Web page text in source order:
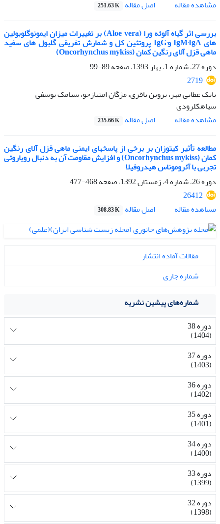
مشاهده مقاله
اصل مقاله 251.63 K
بررسی اثر گیاه آلوئه ورا (Aloe vera) بر تغییرات میزان ایمونوگلوبولین
های IgM٬IgA وIgG٬ پروتئین کل و شمارش تفریقی گلبول های سفید
ماهی قزل آلای رنگین کمان (Oncorhynchus mykiss)
دوره 27، شماره 1، بهار 1393، صفحه
89-99
2719
بابک عطایی مهر، پروین باقری، مژگان امتیازجو، سیامک یوسفی
سیاهکلرودی
مشاهده مقاله
اصل مقاله 235.66 K
مطالعه تأثیر کیتوزان بر برخی از پاسخهای ایمنی ماهی قزل آلای رنگین
کمان (Oncorhynchus mykiss) و افزایش مقاومت آن به دنبال رویاروئی
تجربی با آئروموناس هیدروفیلا
دوره 26، شماره 4، زمستان 1392، صفحه
468-477
26412
مشاهده مقاله
اصل مقاله 308.83 K
مقالات آماده انتشار
شماره جاری
شماره‌های پیشین نشریه
دوره 38
(1404)
دوره 37
(1403)
دوره 36
(1402)
دوره 35
(1401)
دوره 34
(1400)
دوره 33
(1399)
دوره 32
(1398)